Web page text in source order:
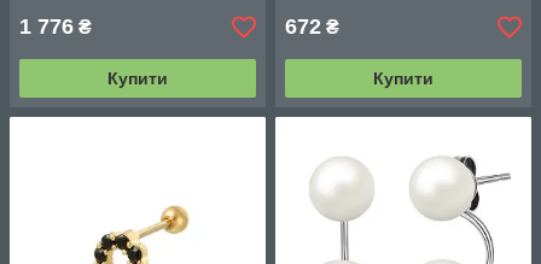
1 776 ₴
Купити
672 ₴
Купити